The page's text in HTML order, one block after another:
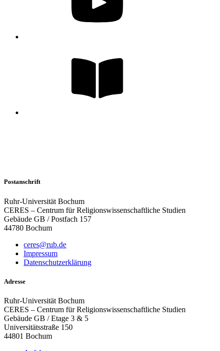
Postanschrift
Ruhr-Universität Bochum
CERES – Centrum für Religionswissenschaftliche Studien
Gebäude GB / Postfach 157
44780 Bochum
ceres@rub.de
Impressum
Datenschutzerklärung
Adresse
Ruhr-Universität Bochum
CERES – Centrum für Religionswissenschaftliche Studien
Gebäude GB / Etage 3 & 5
Universitätsstraße 150
44801 Bochum